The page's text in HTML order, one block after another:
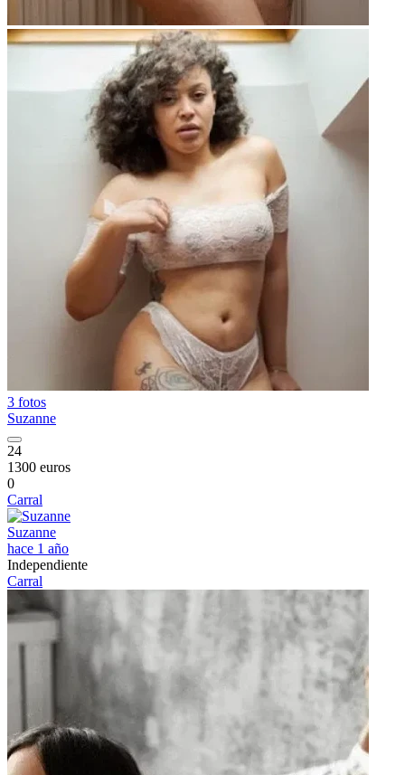
3 fotos
Suzanne
24
1300 euros
0
Carral
Suzanne
hace 1 año
Independiente
Carral